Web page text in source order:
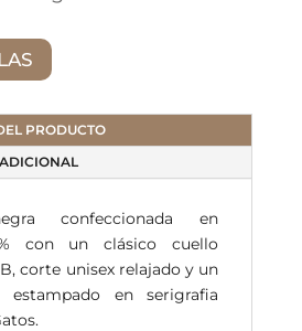
PRODUCTO
confeccionada en
con un clásico cuello
corte unisex relajado y un
estampado en serigrafia